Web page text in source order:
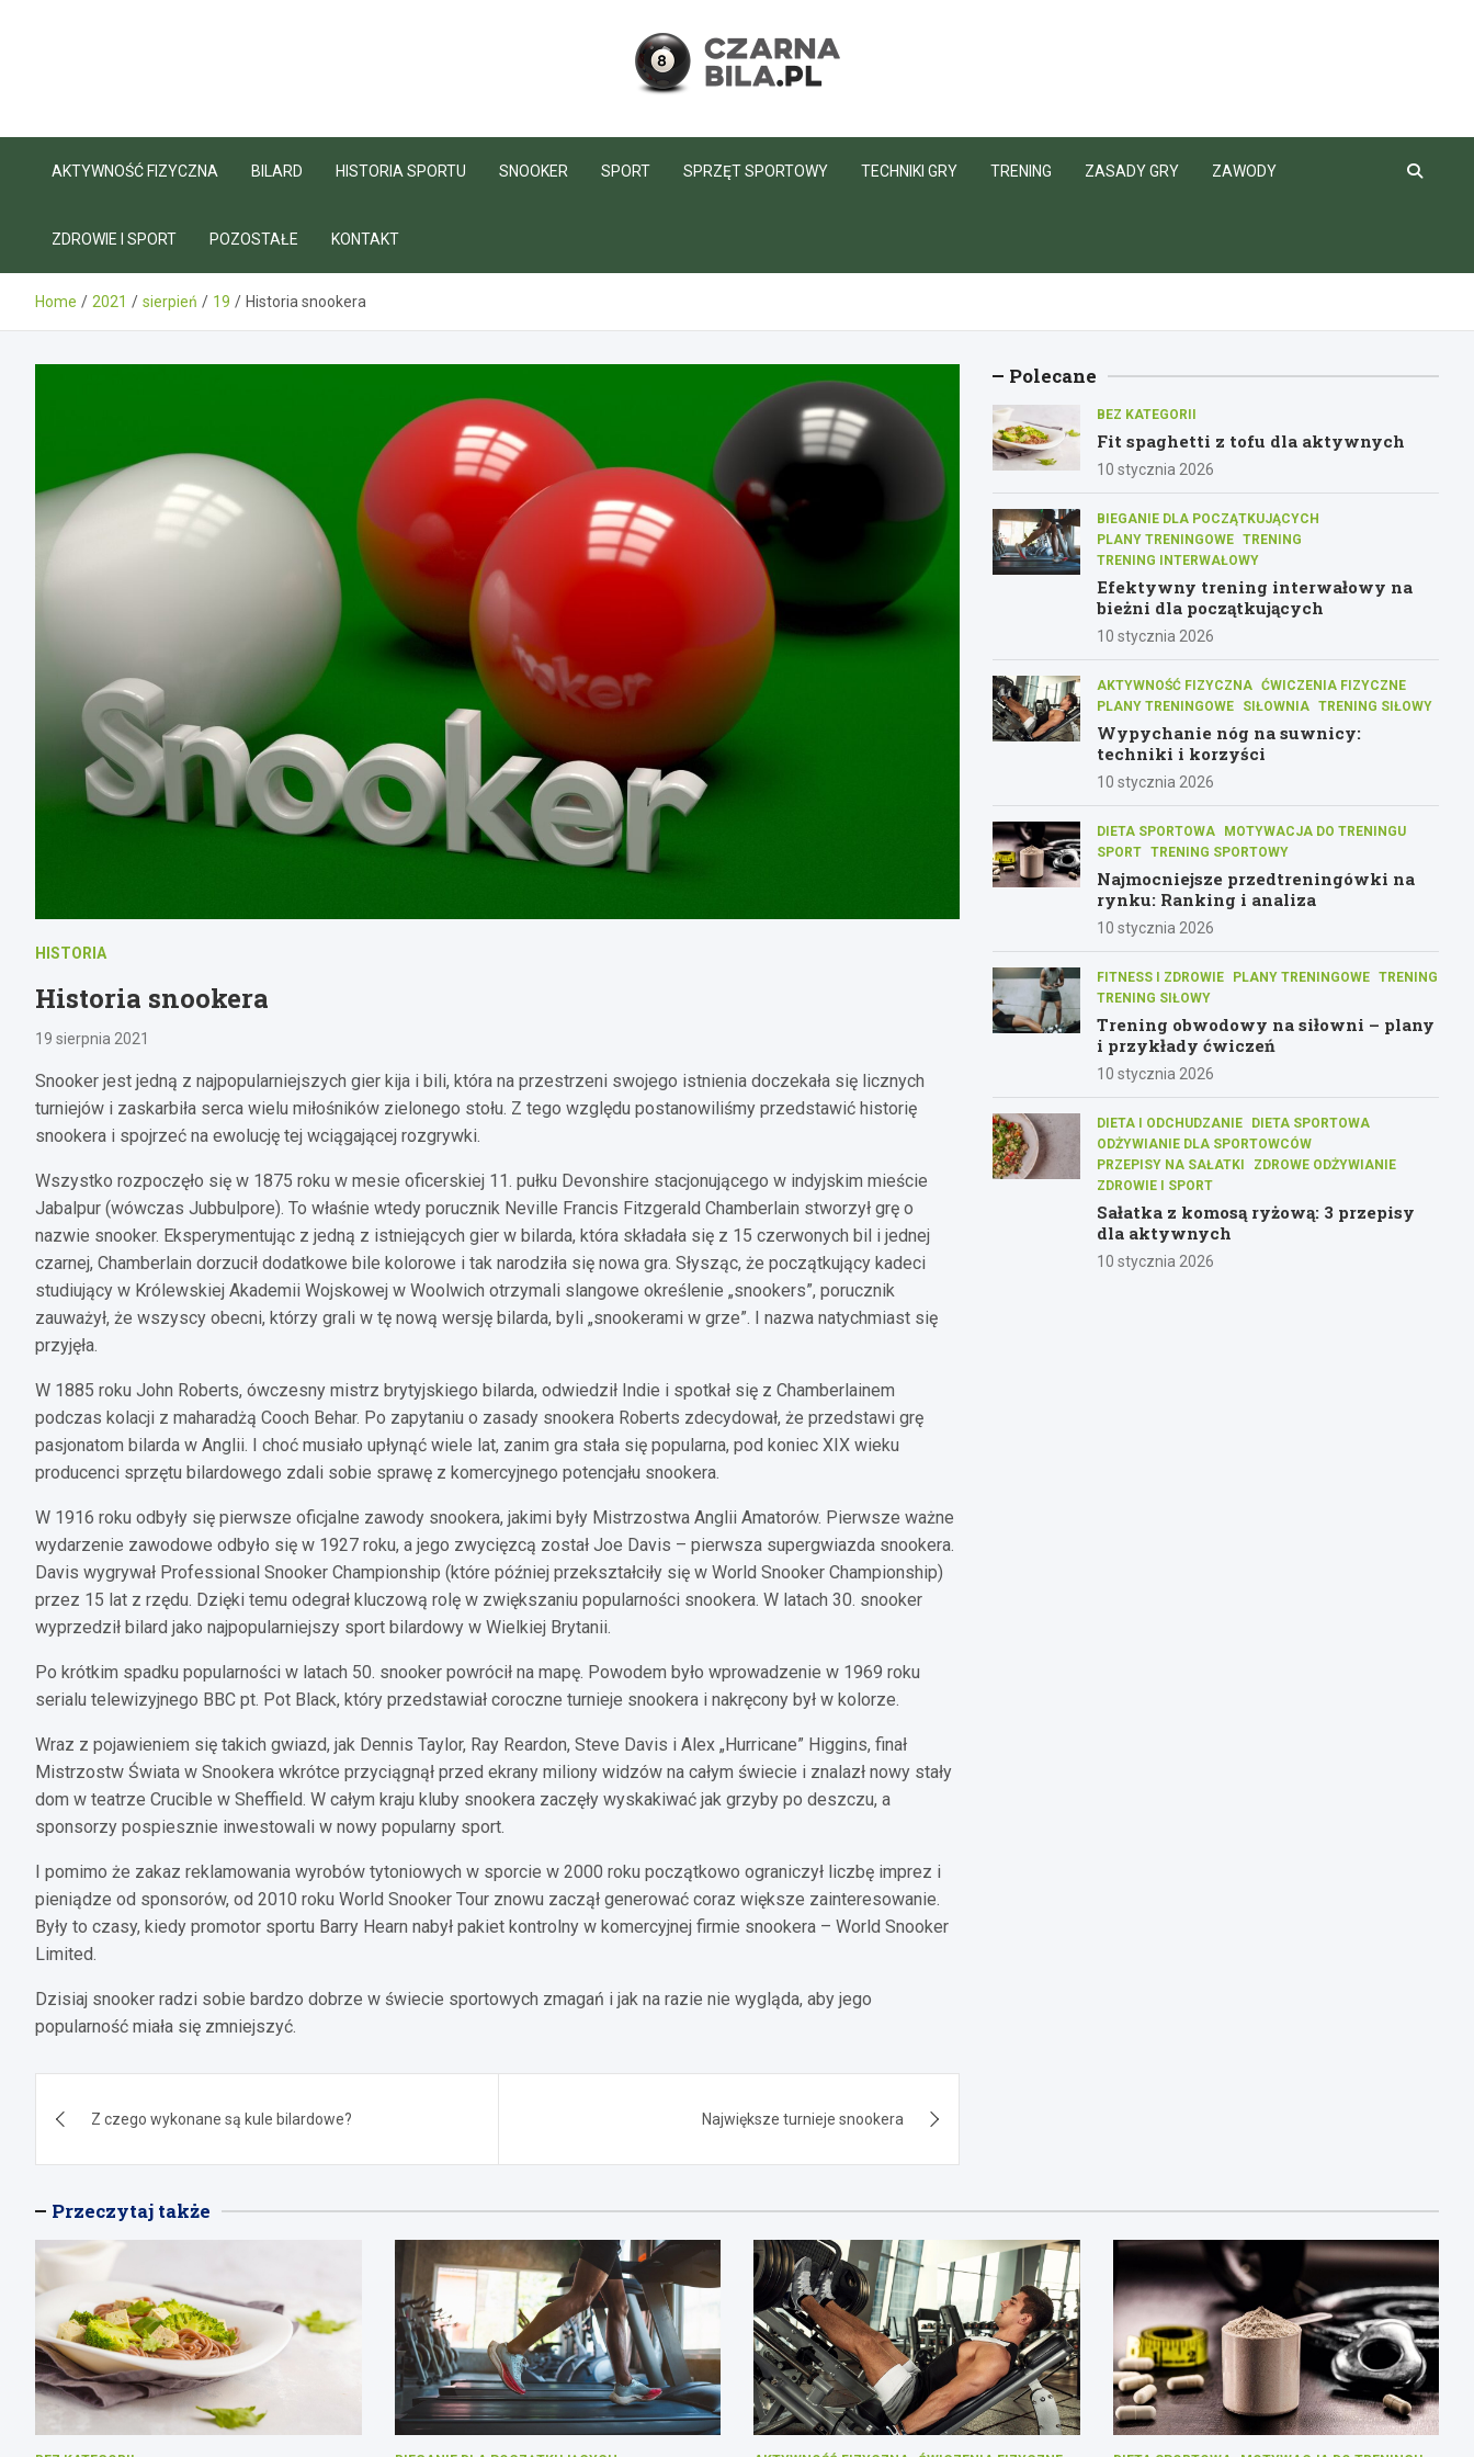
CzarnaBila.pl
AKTYWNOŚĆ FIZYCZNA BILARD HISTORIA SPORTU SNOOKER SPORT SPRZĘT SPORTOWY TECHNIKI GRY TRENING ZASADY GRY ZAWODY
ZDROWIE I SPORT POZOSTAŁE KONTAKT
Home 2021 sierpień 19 Historia snookera
HISTORIA
Historia snookera
19 sierpnia 2021
Snooker jest jedną z najpopularniejszych gier kija i bili, która na przestrzeni swojego istnienia doczekała się licznych
turniejów i zaskarbiła serca wielu miłośników zielonego stołu. Z tego względu postanowiliśmy przedstawić historię
snookera i spojrzeć na ewolucję tej wciągającej rozgrywki.
Wszystko rozpoczęło się w 1875 roku w mesie oficerskiej 11. pułku Devonshire stacjonującego w indyjskim mieście
Jabalpur (wówczas Jubbulpore). To właśnie wtedy porucznik Neville Francis Fitzgerald Chamberlain stworzył grę o
nazwie snooker. Eksperymentując z jedną z istniejących gier w bilarda, która składała się z 15 czerwonych bil i jednej
czarnej, Chamberlain dorzucił dodatkowe bile kolorowe i tak narodziła się nowa gra. Słysząc, że początkujący kadeci
studiujący w Królewskiej Akademii Wojskowej w Woolwich otrzymali slangowe określenie „snookers”, porucznik
zauważył, że wszyscy obecni, którzy grali w tę nową wersję bilarda, byli „snookerami w grze”. I nazwa natychmiast się
przyjęła.
W 1885 roku John Roberts, ówczesny mistrz brytyjskiego bilarda, odwiedził Indie i spotkał się z Chamberlainem
podczas kolacji z maharadżą Cooch Behar. Po zapytaniu o zasady snookera Roberts zdecydował, że przedstawi grę
pasjonatom bilarda w Anglii. I choć musiało upłynąć wiele lat, zanim gra stała się popularna, pod koniec XIX wieku
producenci sprzętu bilardowego zdali sobie sprawę z komercyjnego potencjału snookera.
W 1916 roku odbyły się pierwsze oficjalne zawody snookera, jakimi były Mistrzostwa Anglii Amatorów. Pierwsze ważne
wydarzenie zawodowe odbyło się w 1927 roku, a jego zwycięzcą został Joe Davis – pierwsza supergwiazda snookera.
Davis wygrywał Professional Snooker Championship (które później przekształciły się w World Snooker Championship)
przez 15 lat z rzędu. Dzięki temu odegrał kluczową rolę w zwiększaniu popularności snookera. W latach 30. snooker
wyprzedził bilard jako najpopularniejszy sport bilardowy w Wielkiej Brytanii.
Po krótkim spadku popularności w latach 50. snooker powrócił na mapę. Powodem było wprowadzenie w 1969 roku
serialu telewizyjnego BBC pt. Pot Black, który przedstawiał coroczne turnieje snookera i nakręcony był w kolorze.
Wraz z pojawieniem się takich gwiazd, jak Dennis Taylor, Ray Reardon, Steve Davis i Alex „Hurricane” Higgins, finał
Mistrzostw Świata w Snookera wkrótce przyciągnął przed ekrany miliony widzów na całym świecie i znalazł nowy stały
dom w teatrze Crucible w Sheffield. W całym kraju kluby snookera zaczęły wyskakiwać jak grzyby po deszczu, a
sponsorzy pospiesznie inwestowali w nowy popularny sport.
I pomimo że zakaz reklamowania wyrobów tytoniowych w sporcie w 2000 roku początkowo ograniczył liczbę imprez i
pieniądze od sponsorów, od 2010 roku World Snooker Tour znowu zaczął generować coraz większe zainteresowanie.
Były to czasy, kiedy promotor sportu Barry Hearn nabył pakiet kontrolny w komercyjnej firmie snookera – World Snooker
Limited.
Dzisiaj snooker radzi sobie bardzo dobrze w świecie sportowych zmagań i jak na razie nie wygląda, aby jego
popularność miała się zmniejszyć.
wpisu
Z czego wykonane są kule bilardowe? Największe turnieje snookera
Polecane
BEZ KATEGORII
Fit spaghetti z tofu dla aktywnych
10 stycznia 2026
BIEGANIE DLA POCZĄTKUJĄCYCH
PLANY TRENINGOWE TRENING
TRENING INTERWAŁOWY
Efektywny trening interwałowy na
bieżni dla początkujących
10 stycznia 2026
AKTYWNOŚĆ FIZYCZNA ĆWICZENIA FIZYCZNE
PLANY TRENINGOWE
SIŁOWNIA TRENING SIŁOWY
Wypychanie nóg na suwnicy:
techniki i korzyści
10 stycznia 2026
DIETA SPORTOWA
MOTYWACJA DO TRENINGU
SPORT TRENING SPORTOWY
Najmocniejsze przedtreningówki na
rynku: Ranking i analiza
10 stycznia 2026
FITNESS I ZDROWIE PLANY TRENINGOWE TRENING
TRENING SIŁOWY
Trening obwodowy na siłowni – plany
i przykłady ćwiczeń
10 stycznia 2026
DIETA I ODCHUDZANIE
DIETA SPORTOWA
ODŻYWIANIE DLA SPORTOWCÓW
PRZEPISY NA SAŁATKI
ZDROWE ODŻYWIANIE
ZDROWIE I SPORT
Sałatka z komosą ryżową: 3 przepisy
dla aktywnych
10 stycznia 2026
Przeczytaj także